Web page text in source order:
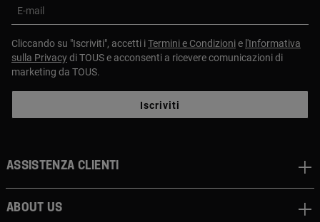
E-mail
Cliccando su "Iscriviti", accetti iTermini e Condizionie l'Informativa
sulla Privacydi TOUS e acconsenti a ricevere comunicazioni di
marketing da TOUS.
Iscriviti
Assistenza clienti
About us